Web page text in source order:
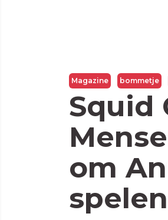
Magazine bommetje
Squid
om
spelen